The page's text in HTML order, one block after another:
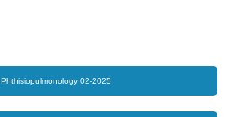
Phthisiopulmonology 02-2025